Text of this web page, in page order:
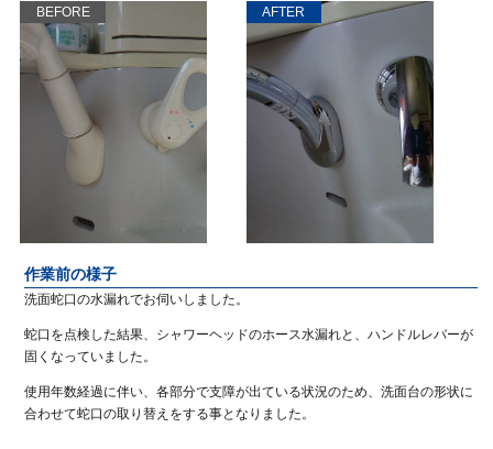
BEFORE AFTER
作業前の様子
洗面蛇口の水漏れでお伺いしました。
蛇口を点検した結果、シャワーヘッドのホース水漏れと、ハンドルレバーが
固くなっていました。
使用年数経過に伴い、各部分で支障が出ている状況のため、洗面台の形状に
合わせて蛇口の取り替えをする事となりました。